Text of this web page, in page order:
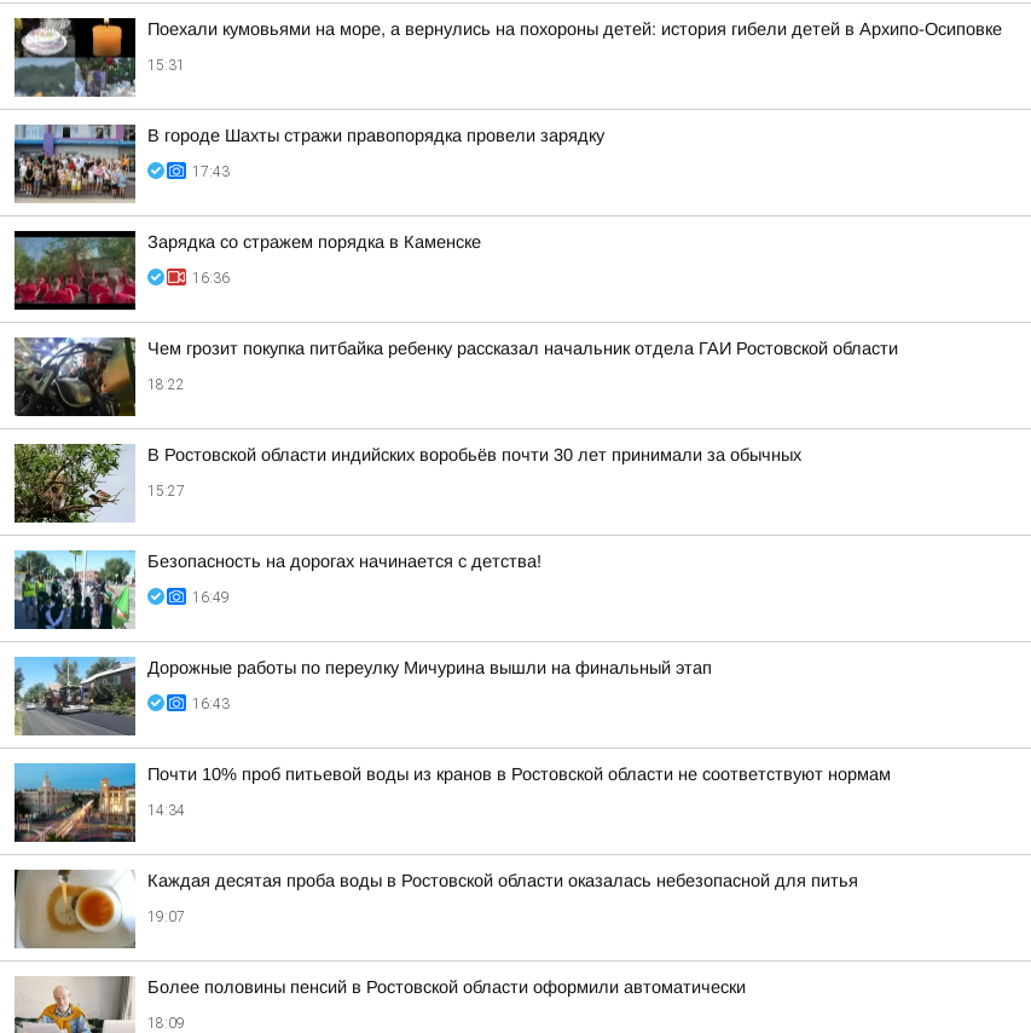
Поехали кумовьями на море, а вернулись на похороны детей: история гибели детей в Архипо-Осиповке
15:31
В городе Шахты стражи правопорядка провели зарядку
17:43
Зарядка со стражем порядка в Каменске
16:36
Чем грозит покупка питбайка ребенку рассказал начальник отдела ГАИ Ростовской области
18:22
В Ростовской области индийских воробьёв почти 30 лет принимали за обычных
15:27
Безопасность на дорогах начинается с детства!
16:49
Дорожные работы по переулку Мичурина вышли на финальный этап
16:43
Почти 10% проб питьевой воды из кранов в Ростовской области не соответствуют нормам
14:34
Каждая десятая проба воды в Ростовской области оказалась небезопасной для питья
19:07
Более половины пенсий в Ростовской области оформили автоматически
18:09